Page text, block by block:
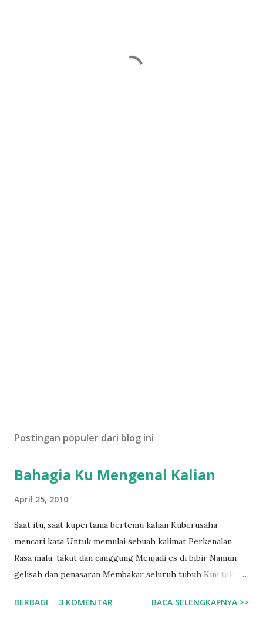
Postingan populer dari blog ini
Bahagia Ku Mengenal Kalian
April 25, 2010
Saat itu, saat kupertama bertemu kalian Kuberusaha
mencari kata Untuk memulai sebuah kalimat Perkenalan
Rasa malu, takut dan canggung Menjadi es di bibir Namun
gelisah dan penasaran Membakar seluruh tubuh Kini tak ada
menjadi warna Yang mencerahkan hari-hariku Kebersamaan
BERBAGI 3 KOMENTAR BACA SELENGKAPNYA >>